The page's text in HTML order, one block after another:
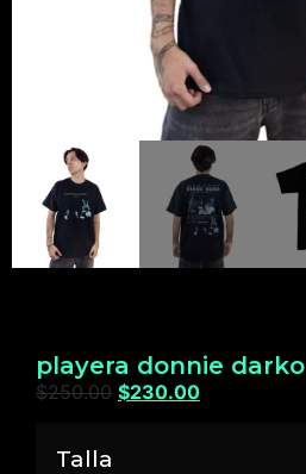
playera donnie darko
$250.00 $230.00
Talla